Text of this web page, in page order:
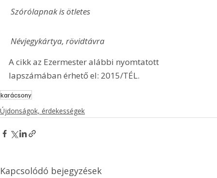
Szórólapnak is ötletes
Névjegykártya, rövidtávra
A cikk az Ezermester alábbi nyomtatott
lapszámában érhető el: 2015/TÉL.
karácsony
Újdonságok, érdekességek
Kapcsolódó bejegyzések